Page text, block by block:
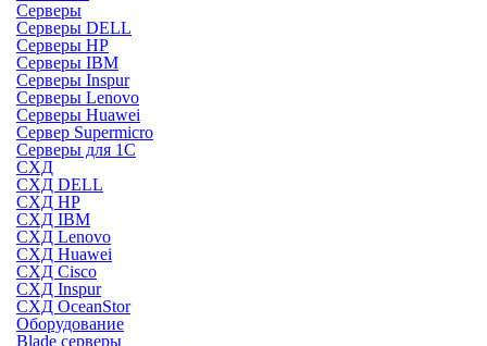
Серверы
Серверы DELL
Серверы HP
Серверы IBM
Серверы Inspur
Серверы Lenovo
Серверы Huawei
Сервер Supermicro
Серверы для 1C
СХД
СХД DELL
СХД HP
СХД IBM
СХД Lenovo
СХД Huawei
СХД Cisco
СХД Inspur
СХД OceanStor
Оборудование
Blade серверы